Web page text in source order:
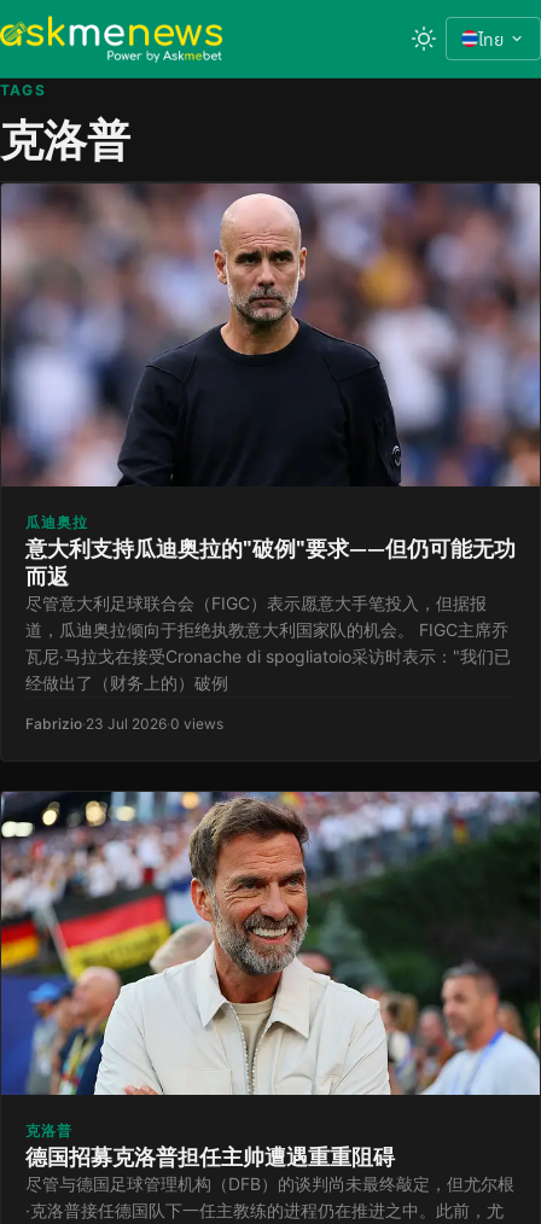
ไทย
TAGS
克洛普
瓜迪奥拉
意大利支持瓜迪奥拉的"破例"要求——但仍可能无功
而返
尽管意大利足球联合会（FIGC）表示愿意大手笔投入，但据报
道，瓜迪奥拉倾向于拒绝执教意大利国家队的机会。 FIGC主席乔
瓦尼·马拉戈在接受Cronache di spogliatoio采访时表示："我们已
经做出了（财务上的）破例
Fabrizio·23 Jul 2026·0 views
克洛普
德国招募克洛普担任主帅遭遇重重阻碍
尽管与德国足球管理机构（DFB）的谈判尚未最终敲定，但尤尔根
·克洛普接任德国队下一任主教练的进程仍在推进之中。此前，尤